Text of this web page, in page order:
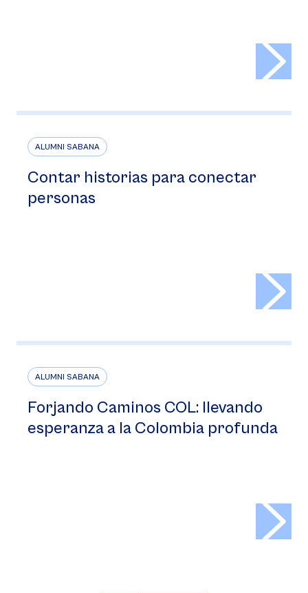
ALUMNI SABANA
Contar historias para conectar
personas
ALUMNI SABANA
Forjando Caminos COL: llevando
esperanza a la Colombia profunda